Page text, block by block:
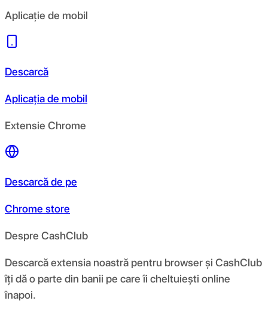
Aplicație de mobil
Descarcă
Aplicația de mobil
Extensie Chrome
Descarcă de pe
Chrome store
Despre CashClub
Descarcă extensia noastră pentru browser și CashClub
îți dă o parte din banii pe care îi cheltuiești online
înapoi.